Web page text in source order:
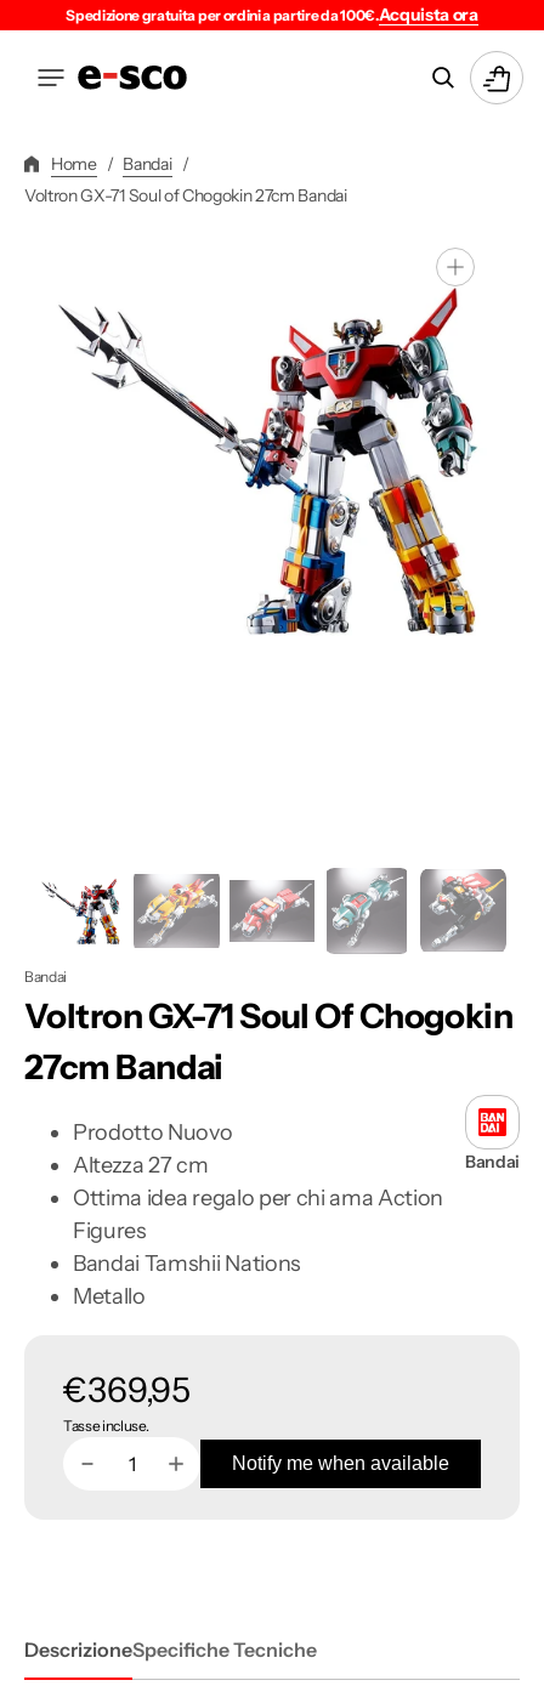
Spedizione gratuita per ordini a partire da 100€.Acquista ora
Carrello
Home / Bandai /
Voltron GX-71 Soul of Chogokin 27cm Bandai
Apri
dei
contenuti
multimediali
Bandai
Voltron GX-71 Soul Of Chogokin
27cm Bandai
Prodotto Nuovo
Altezza 27 cm
Ottima idea regalo per chi ama Action
Figures
Bandai Tamshii Nations
Metallo
Bandai
Prezzo
di
€369,95
Tasse incluse.
Diminuisci
Bandai
Quantità
Aumenta
quantità
Bandai
Notify me when available
DescrizioneSpecifiche Tecniche